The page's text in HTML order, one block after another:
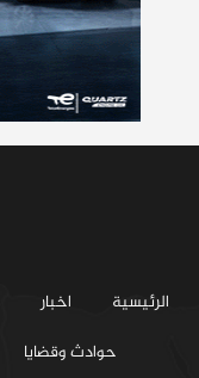
الرئيسية اخبار
حوادث وقضايا